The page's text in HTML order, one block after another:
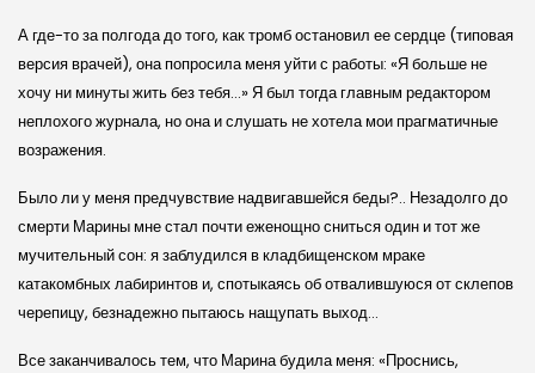
А где-то за полгода до того, как тромб остановил ее сердце (типовая
версия врачей), она попросила меня уйти с работы: «Я больше не
хочу ни минуты жить без тебя…» Я был тогда главным редактором
неплохого журнала, но она и слушать не хотела мои прагматичные
возражения.
Было ли у меня предчувствие надвигавшейся беды?.. Незадолго до
смерти Марины мне стал почти еженощно сниться один и тот же
мучительный сон: я заблудился в кладбищенском мраке
катакомбных лабиринтов и, спотыкаясь об отвалившуюся от склепов
черепицу, безнадежно пытаюсь нащупать выход…
Все заканчивалось тем, что Марина будила меня: «Проснись,